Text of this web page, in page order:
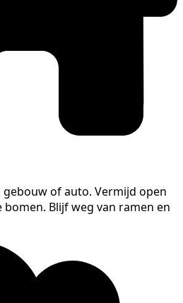
of auto. Vermijd open
Blijf weg van ramen en